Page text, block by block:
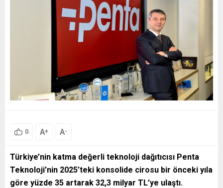
0 A+ A-
Türkiye’nin katma değerli teknoloji dağıtıcısı Penta
Teknoloji’nin 2025’teki konsolide cirosu bir önceki yıla
göre yüzde 35 artarak 32,3 milyar TL’ye ulaştı.